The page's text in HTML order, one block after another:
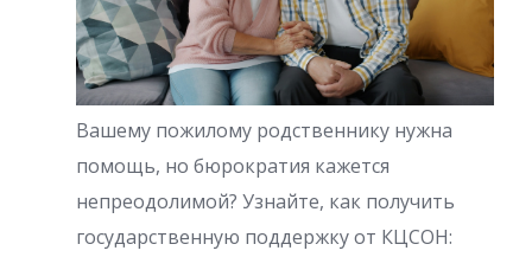
Вашему пожилому родственнику нужна
помощь, но бюрократия кажется
непреодолимой? Узнайте, как получить
государственную поддержку от КЦСОН: